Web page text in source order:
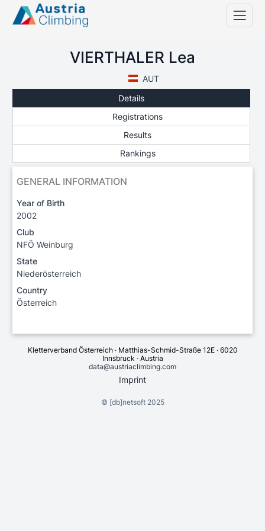
VIERTHALER Lea
AUT
Details
Registrations
Results
Rankings
GENERAL INFORMATION
Year of Birth
2002
Club
NFÖ Weinburg
State
Niederösterreich
Country
Österreich
Kletterverband Österreich · Matthias-Schmid-Straße 12E · 6020
Innsbruck · Austria
data@austriaclimbing.com
Imprint
© [db]netsoft2025